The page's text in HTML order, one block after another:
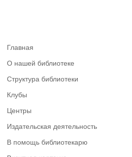
Главная
О нашей библиотеке
Структура библиотеки
Клубы
Центры
Издательская деятельность
В помощь библиотекарю